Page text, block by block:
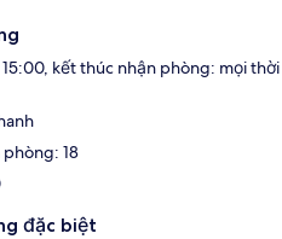
kết thúc nhận phòng: mọi thời
18
đặc biệt